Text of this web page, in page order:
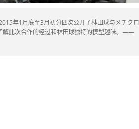
年1月底至3月初分四次公开了林田球与メチクロ
解此次合作的经过和林田球独特的模型趣味。——